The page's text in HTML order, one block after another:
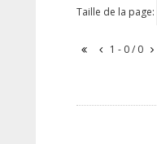
Taille de la page:
1 - 0 / 0